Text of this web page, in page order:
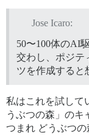
Jose Icaro:
50〜100体のAI
交わし、ポジテ
ツを作成すると
私はこれを試して
うぶつの森」のキ
つまれ どうぶつ